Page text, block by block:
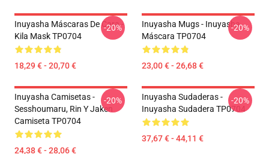
Inuyasha Máscaras De Cara -
Kila Mask TP0704
18,29 € - 20,70 €
-20%
Inuyasha Mugs - Inuyasha
Máscara TP0704
23,00 € - 26,68 €
-20%
Inuyasha Camisetas -
Sesshoumaru, Rin Y Jaken
Camiseta TP0704
24,38 € - 28,06 €
-20%
Inuyasha Sudaderas -
Inuyasha Sudadera TP0704
37,67 € - 44,11 €
-20%